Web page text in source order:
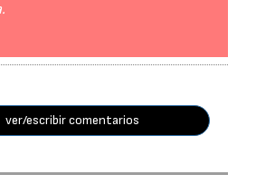
ver/escribir comentarios